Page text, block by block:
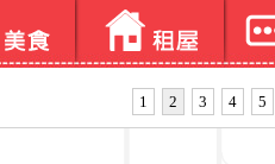
1 2 3 4 5